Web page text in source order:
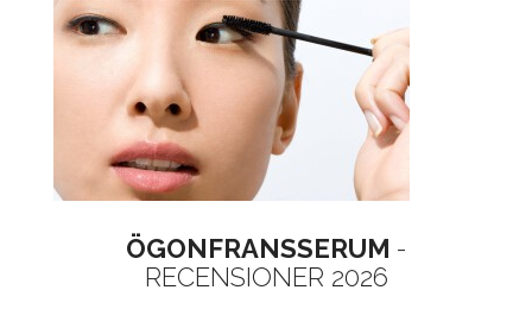
ÖGONFRANSSERUM -
RECENSIONER 2026